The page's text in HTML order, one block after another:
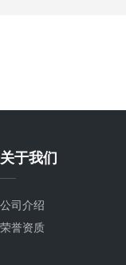
关于我们
公司介绍
荣誉资质